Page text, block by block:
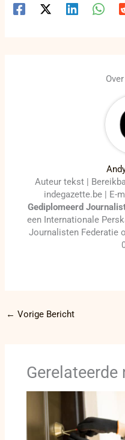
Auteur tekst |
indegazette.be | E-
Gediplomeerd
een Internationale
Journalisten Federatie
← Vorige Bericht